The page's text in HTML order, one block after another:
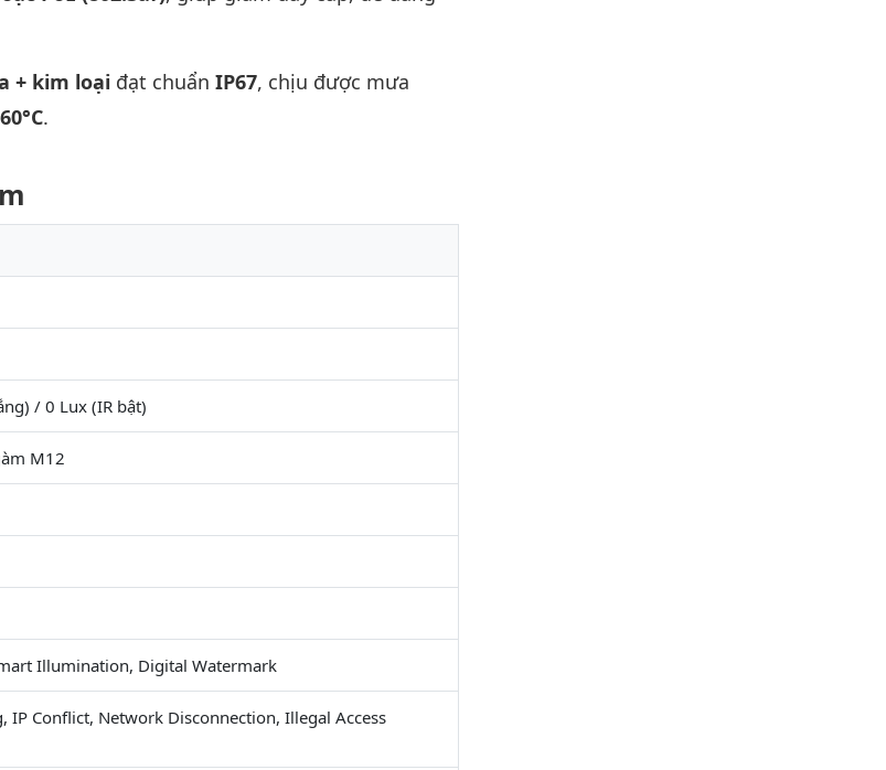
+ kim loại đạt chuẩn IP67, chịu được mưa
.
/ 0 Lux (IR bật)
M12
Illumination, Digital Watermark
IP Conflict, Network Disconnection, Illegal Access